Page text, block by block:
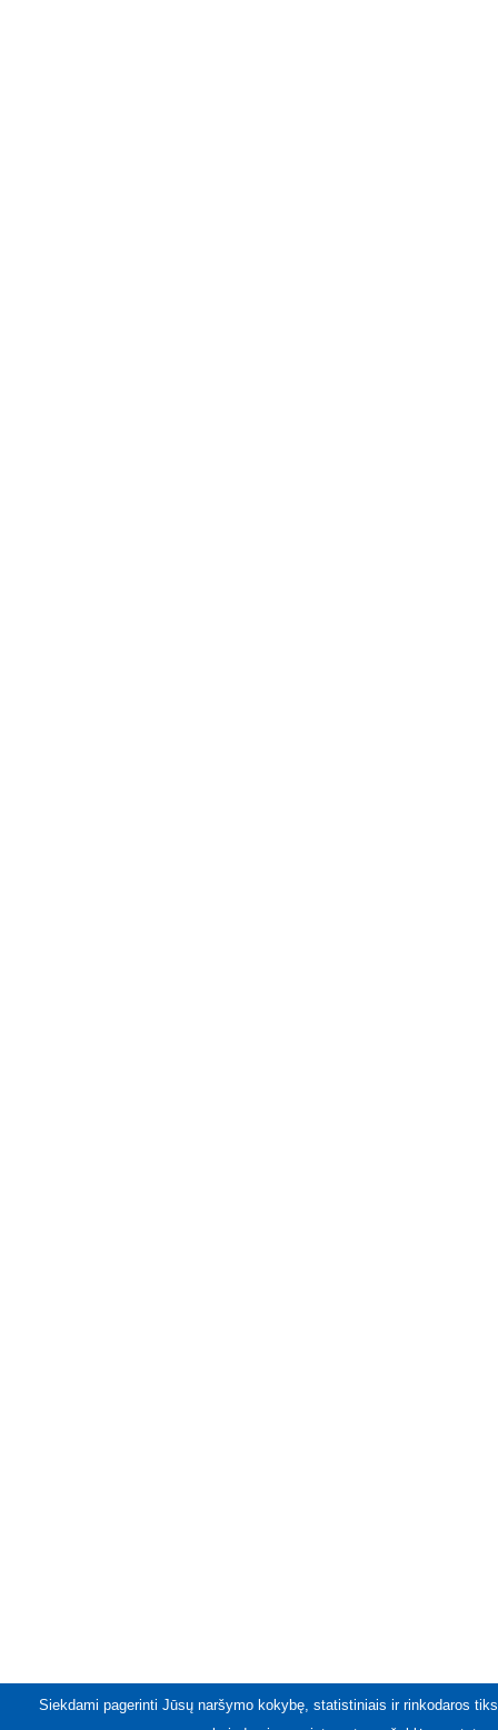
Siekdami pagerinti Jūsų naršymo kokybę, statistiniais ir rinkodaros